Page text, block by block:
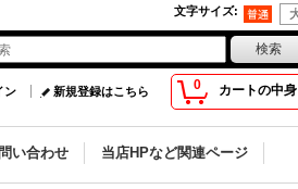
文字サイズ:
0 カートの中身
ン 新規登録はこちら
い合わせ 当店HPなど関連ページ